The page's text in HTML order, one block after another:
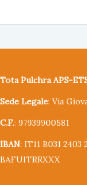
Tota Pulchra APS-
Sede Legale: Via
C.F.: 97939900581
IBAN: IT11 B031
BAFUITRRXXX